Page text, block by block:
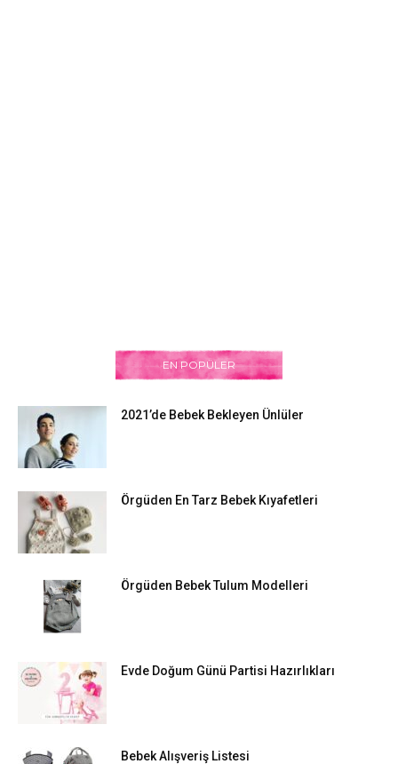
EN POPÜLER
2021’de Bebek Bekleyen Ünlüler
Örgüden En Tarz Bebek Kıyafetleri
Örgüden Bebek Tulum Modelleri
Evde Doğum Günü Partisi Hazırlıkları
Bebek Alışveriş Listesi